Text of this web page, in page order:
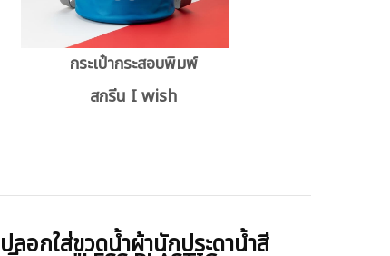
กระเป๋ากระสอบพิมพ์
สกรีน I wish
ลอกใส่ขวดน้ำผ้านักประดาน้ำสี